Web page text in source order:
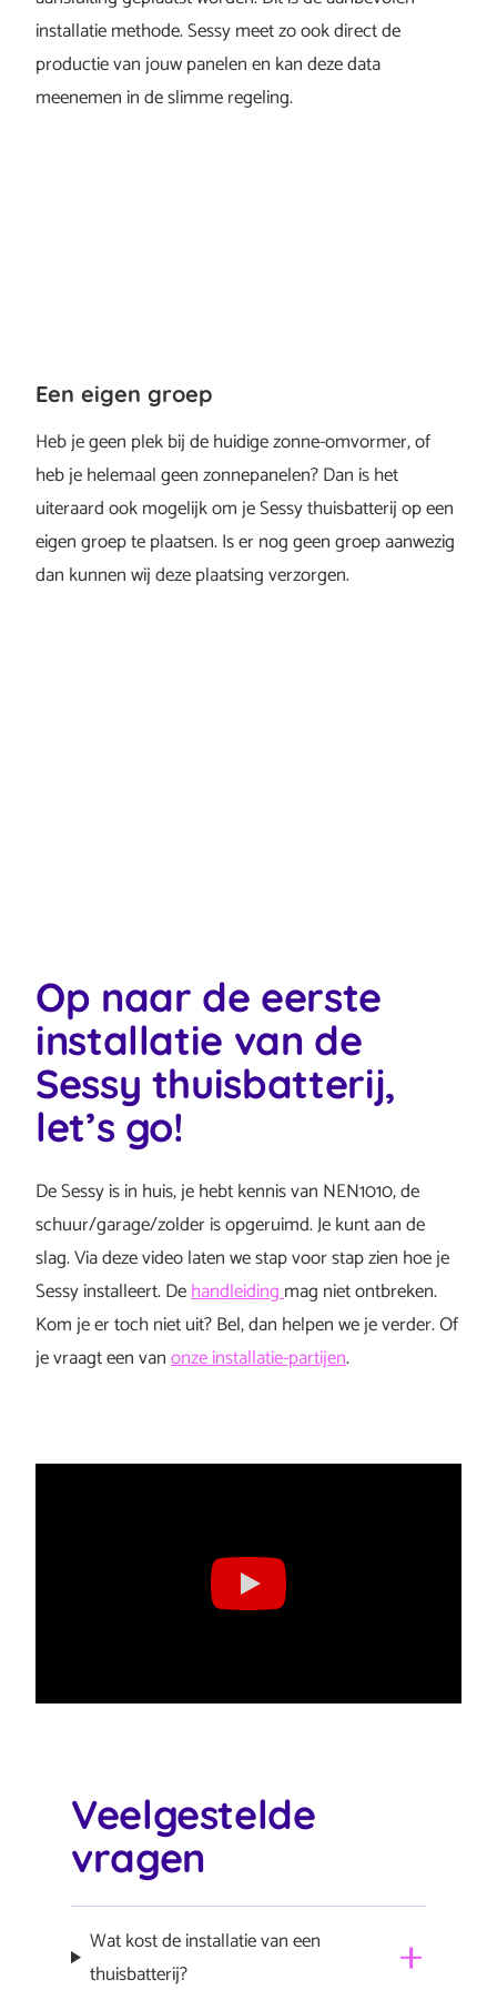
installatie methode. Sessy meet zo ook direct de
productie van jouw panelen en kan deze data
meenemen in de slimme regeling.
Een eigen groep
Heb je geen plek bij de huidige zonne-omvormer, of
heb je helemaal geen zonnepanelen? Dan is het
uiteraard ook mogelijk om je Sessy thuisbatterij op een
eigen groep te plaatsen. Is er nog geen groep aanwezig
dan kunnen wij deze plaatsing verzorgen.
Op naar de eerste
installatie van de
Sessy thuisbatterij,
let’s go!
De Sessy is in huis, je hebt kennis van NEN1010, de
schuur/garage/zolder is opgeruimd. Je kunt aan de
slag. Via deze video laten we stap voor stap zien hoe je
Sessy installeert. Dehandleidingmag niet ontbreken.
Kom je er toch niet uit? Bel, dan helpen we je verder. Of
je vraagt een vanonze installatie-partijen.
Veelgestelde
vragen
Wat kost de installatie van een
thuisbatterij?